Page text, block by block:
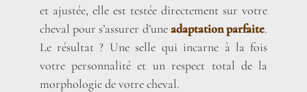
et ajustée, elle est testée directement sur votre
cheval pour s’assurer d’uneadaptation parfaite.
Le résultat ? Une selle qui incarne à la fois
votre personnalité et un respect total de la
morphologie de votre cheval.